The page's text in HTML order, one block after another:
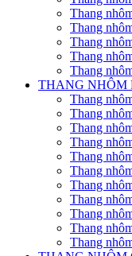
Thang
Thang
Thang
Thang
Thang
THANG NHÔM
Thang
Thang
Thang
Thang
Thang
Thang
Thang
Thang
Thang
Thang
Thang